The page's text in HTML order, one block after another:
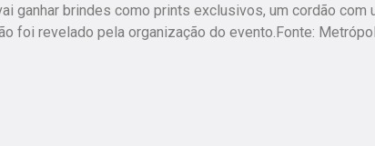
ganhar brindes como prints exclusivos, um cordão com
foi revelado pela organização do evento.Fonte: